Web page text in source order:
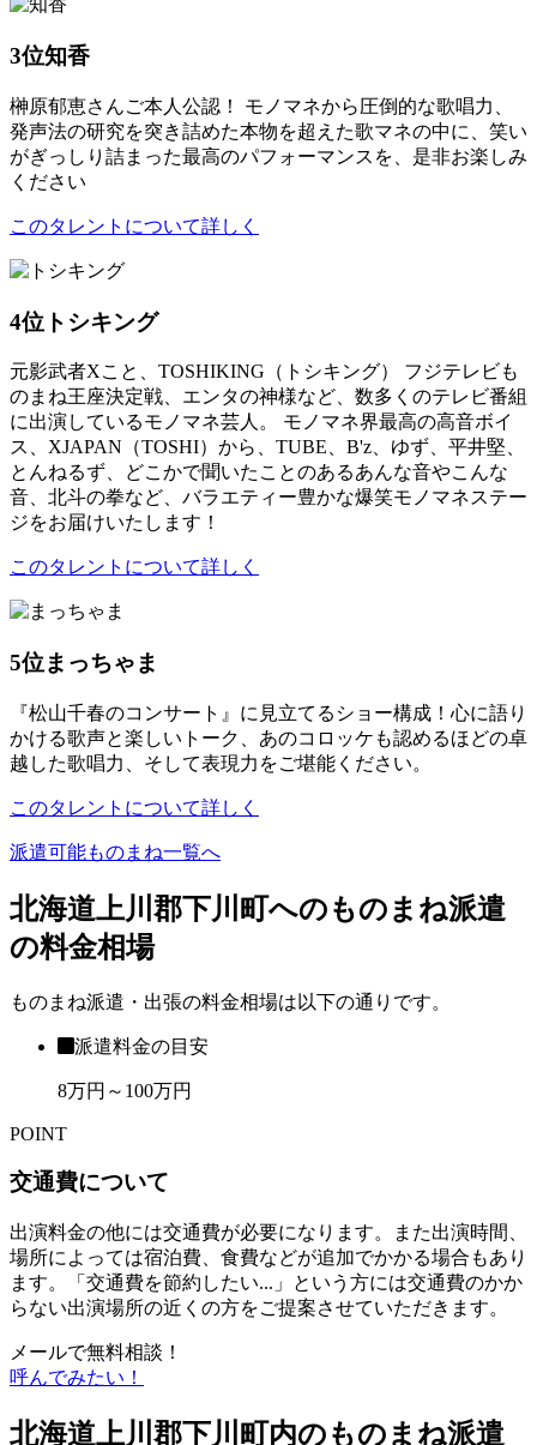
3位知香
榊原郁恵さんご本人公認！ モノマネから圧倒的な歌唱力、
発声法の研究を突き詰めた本物を超えた歌マネの中に、笑い
がぎっしり詰まった最高のパフォーマンスを、是非お楽しみ
ください
このタレントについて詳しく
4位 トシキング
元影武者Xこと、TOSHIKING（トシキング） フジテレビも
のまね王座決定戦、エンタの神様など、数多くのテレビ番組
に出演しているモノマネ芸人。 モノマネ界最高の高音ボイ
ス、XJAPAN（TOSHI）から、TUBE、B'z、ゆず、平井堅、
とんねるず、どこかで聞いたことのあるあんな音やこんな
音、北斗の拳など、バラエティー豊かな爆笑モノマネステー
ジをお届けいたします！
このタレントについて詳しく
5位まっちゃま
『松山千春のコンサート』に見立てるショー構成！心に語り
かける歌声と楽しいトーク、あのコロッケも認めるほどの卓
越した歌唱力、そして表現力をご堪能ください。
このタレントについて詳しく
派遣可能ものまね一覧へ
北海道上川郡下川町へのものまね派遣
の料金相場
ものまね派遣・出張の料金相場は以下の通りです。
派遣料金の目安
8万円～100万円
POINT
交通費について
出演料金の他には交通費が必要になります。また出演時間、
場所によっては宿泊費、食費などが追加でかかる場合もあり
ます。「交通費を節約したい...」という方には交通費のかか
らない出演場所の近くの方をご提案させていただきます。
メールで無料相談！
呼んでみたい！
北海道上川郡下川町内のものまね派遣